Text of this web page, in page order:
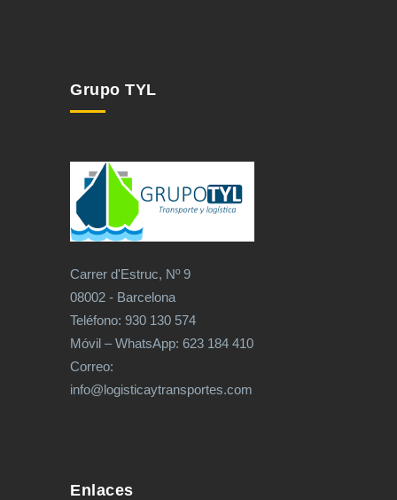
Grupo TYL
Carrer d'Estruc, Nº 9
08002 - Barcelona
Teléfono: 930 130 574
Móvil – WhatsApp: 623 184 410
Correo:
info@logisticaytransportes.com
Enlaces